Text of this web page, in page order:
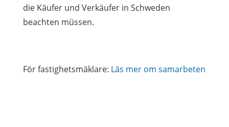
die Käufer und Verkäufer in Schweden
beachten müssen.
För fastighetsmäklare: Läs mer om samarbeten